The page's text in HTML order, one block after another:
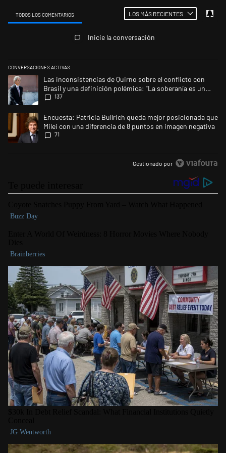
TODOS LOS COMENTARIOS LOS MÁS RECIENTES
Inicie la conversación
CONVERSACIONES ACTIVAS
Este listado muestra los artículos con más comentarios en los últimos
Un artículo de tendencia con el título "Las inconsistencias de Quirno
Las inconsistencias de Quirno sobre el conflicto con
Brasil y una definición polémica: "La soberanía es un
concepto antiguo"
137
Un artículo de tendencia con el título "Encuesta: Patricia Bullrich
Encuesta: Patricia Bullrich queda mejor posicionada que
Milei con una diferencia de 8 puntos en imagen negativa
71
Gestionado por